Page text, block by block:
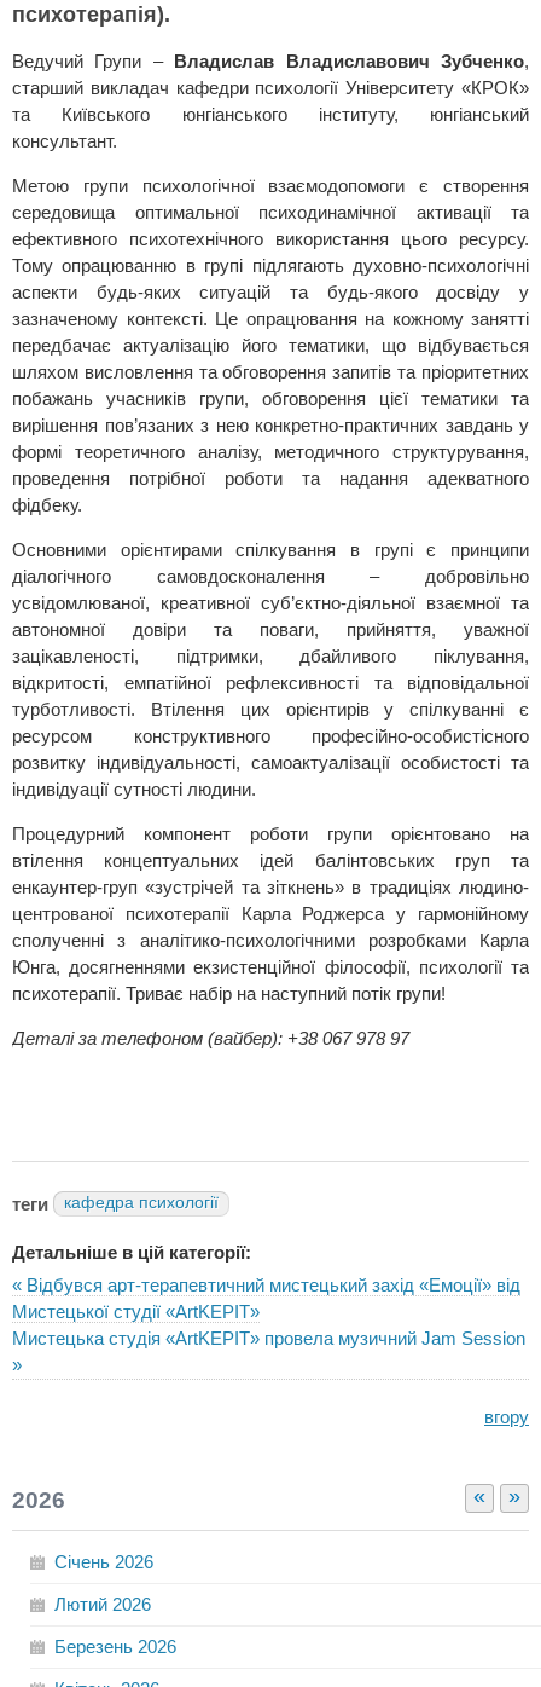
психотерапія).
Ведучий Групи – Владислав Владиславович Зубченко,
старший викладач кафедри психології Університету «КРОК»
та Київського юнгіанського інституту, юнгіанський
консультант.
Метою групи психологічної взаємодопомоги є створення
середовища оптимальної психодинамічної активації та
ефективного психотехнічного використання цього ресурсу.
Тому опрацюванню в групі підлягають духовно-психологічні
аспекти будь-яких ситуацій та будь-якого досвіду у
зазначеному контексті. Це опрацювання на кожному занятті
передбачає актуалізацію його тематики, що відбувається
шляхом висловлення та обговорення запитів та пріоритетних
побажань учасників групи, обговорення цієї тематики та
вирішення пов’язаних з нею конкретно-практичних завдань у
формі теоретичного аналізу, методичного структурування,
проведення потрібної роботи та надання адекватного
фідбеку.
Основними орієнтирами спілкування в групі є принципи
діалогічного самовдосконалення – добровільно
усвідомлюваної, креативної суб’єктно-діяльної взаємної та
автономної довіри та поваги, прийняття, уважної
зацікавленості, підтримки, дбайливого піклування,
відкритості, емпатійної рефлексивності та відповідальної
турботливості. Втілення цих орієнтирів у спілкуванні є
ресурсом конструктивного професійно-особистісного
розвитку індивідуальності, самоактуалізації особистості та
індивідуації сутності людини.
Процедурний компонент роботи групи орієнтовано на
втілення концептуальних ідей балінтовських груп та
енкаунтер-груп «зустрічей та зіткнень» в традиціях людино-
центрованої психотерапії Карла Роджерса у гармонійному
сполученні з аналітико-психологічними розробками Карла
Юнга, досягненнями екзистенційної філософії, психології та
психотерапії. Триває набір на наступний потік групи!
Деталі за телефоном (вайбер): +38 067 978 97
теги кафедра психології
Детальніше в цій категорії:
« Відбувся арт-терапевтичний мистецький захід «Емоції» від
Мистецької студії «ArtKEPIT»
Мистецька студія «ArtKEPIT» провела музичний Jam Session
»
вгору
« »
2026
Січень 2026
Лютий 2026
Березень 2026